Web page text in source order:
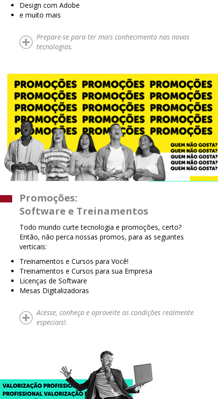
Design com Adobe
e muito mais
Prepare-se para ter mais conhecimento nas novas
tecnologias.
Promoções:
Software e Treinamentos
Todo mundo curte tecnologia e promoções, certo?
Então, não perca nossas promos, para as seguintes
verticais:
Treinamentos e Cursos para Você!
Treinamentos e Cursos para sua Empresa
Licenças de Software
Mesas Digitalizadoras
Acesse, conheça e aproveite as condições realmente
especiais!.